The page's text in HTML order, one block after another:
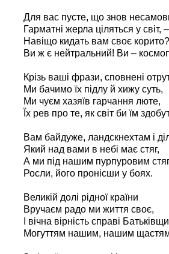
Для вас пусте, що знов
Гарматні жерла ціляться у світ, –
Навіщо кидать вам своє корито?
Ви ж є нейтральний! Ви –
Крізь ваші фрази, сповнені
Ми бачимо їх підлу й хижу суть,
Ми чуєм хазяїв гарчання люте,
Їх рев про те, як світ би їм
Вам байдуже, ландскнехтам і
Який над вами в небі має стяг,
А ми під нашим пурпуровим
Росли, його пронісши у боях.
Великій долі рідної країни
Вручаєм радо ми життя своє,
І вічна вірність справі
Могуттям нашим, нашим